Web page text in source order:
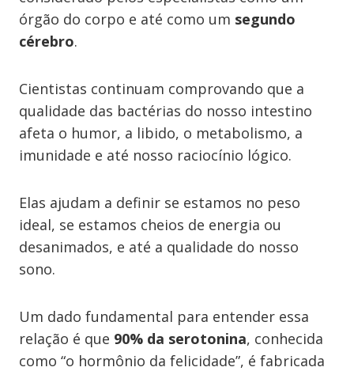
órgão do corpo e até como um segundo
cérebro.
Cientistas continuam comprovando que a
qualidade das bactérias do nosso intestino
afeta o humor, a libido, o metabolismo, a
imunidade e até nosso raciocínio lógico.
Elas ajudam a definir se estamos no peso
ideal, se estamos cheios de energia ou
desanimados, e até a qualidade do nosso
sono.
Um dado fundamental para entender essa
relação é que 90% da serotonina, conhecida
como “o hormônio da felicidade”, é fabricada